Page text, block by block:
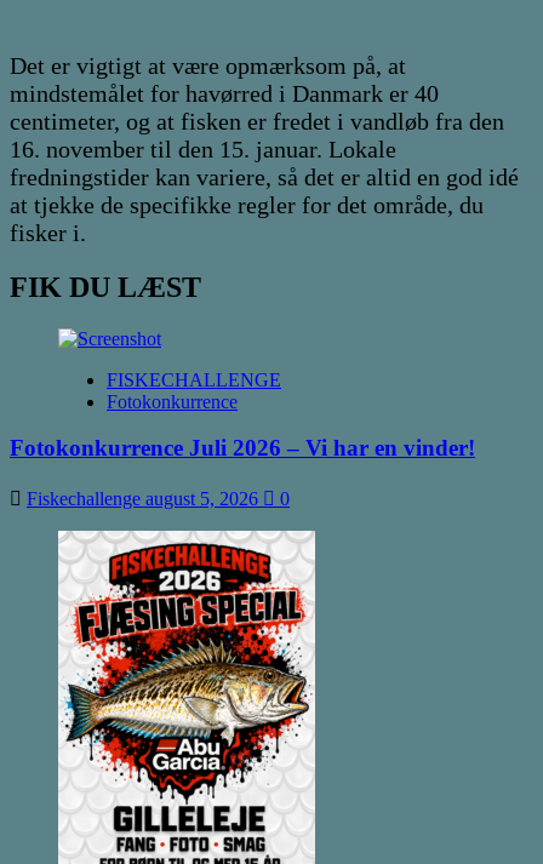
Det er vigtigt at være opmærksom på, at
mindstemålet for havørred i Danmark er 40
centimeter, og at fisken er fredet i vandløb fra den
16. november til den 15. januar. Lokale
fredningstider kan variere, så det er altid en god idé
at tjekke de specifikke regler for det område, du
fisker i.
FIK DU LÆST
FISKECHALLENGE
Fotokonkurrence
Fotokonkurrence Juli 2026 – Vi har en vinder!
Fiskechallenge august 5, 2026 0